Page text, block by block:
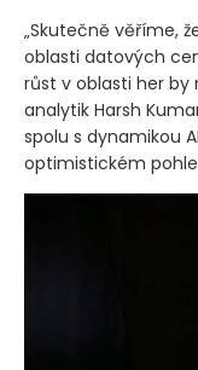
„Skutečně věříme,
oblasti datových
růst v oblasti her by
analytik Harsh
spolu s dynamikou
optimistickém